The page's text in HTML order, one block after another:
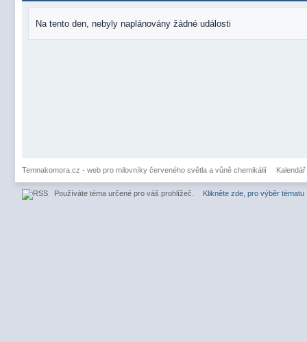
Na tento den, nebyly naplánovány žádné události
Temnakomora.cz - web pro milovníky červeného světla a vůně chemikálií Kalendář
Používáte téma určené pro váš prohlížeč. Klikněte zde, pro výběr tématu